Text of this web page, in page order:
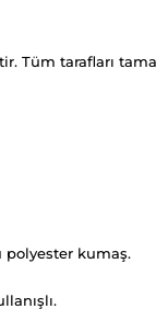
Tüm tarafları
polyester kumaş.